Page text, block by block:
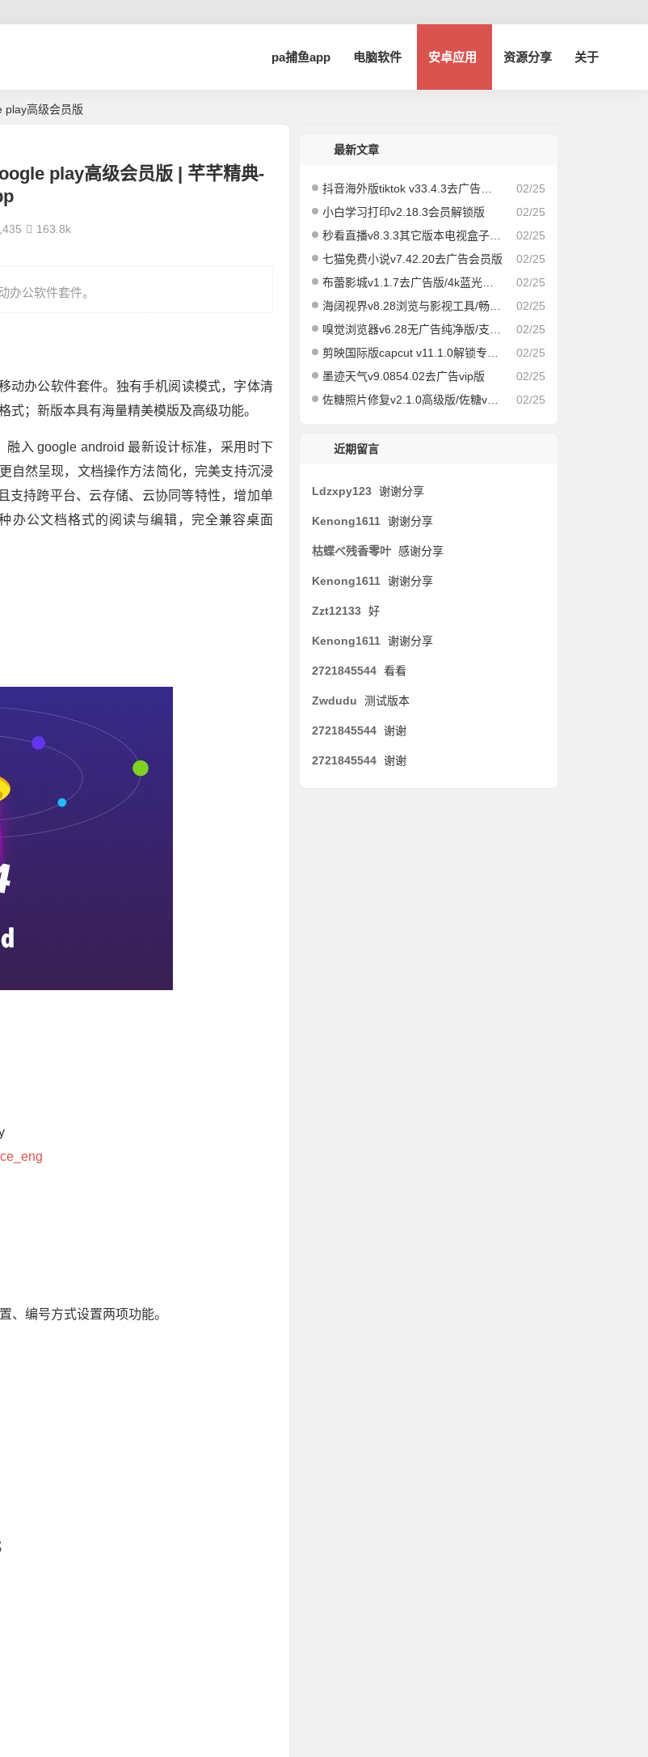
pa捕鱼app 电脑软件 安卓应用 资源分享 关于
play高级会员版
play高级会员版 | 芊芊精典-
163.8k
办公软件套件。
动办公软件套件。独有手机阅读模式，字体清
式；新版本具有海量精美模版及高级功能。
入 google android 最新设计标准，采用时下
自然呈现，文档操作方法简化，完美支持沉浸
支持跨平台、云存储、云协同等特性，增加单
办公文档格式的阅读与编辑，完全兼容桌面
、编号方式设置两项功能。
最新文章
02/25
抖音海外版tiktok v33.4.3去广告解除封锁版
02/25
小白学习打印v2.18.3会员解锁版
02/25
秒看直播v8.3.3其它版本电视盒子版|速度飞快，即点即播
02/25
七猫免费小说v7.42.20去广告会员版
02/25
布蕾影城v1.1.7去广告版/4k蓝光画质秒播
02/25
海阔视界v8.28浏览与影视工具/畅享全网/精品影视
02/25
嗅觉浏览器v6.28无广告纯净版/支持安装插件
02/25
剪映国际版capcut v11.1.0解锁专业版
02/25
墨迹天气v9.0854.02去广告vip版
02/25
佐糖照片修复v2.1.0高级版/佐糖v1.6.6会员解锁版
近期留言
Ldzxpy123 谢谢分享
Kenong1611 谢谢分享
枯蝶べ残香零叶 感谢分享
Kenong1611 谢谢分享
Zzt12133 好
Kenong1611 谢谢分享
2721845544 看看
Zwdudu 测试版本
2721845544 谢谢
2721845544 谢谢